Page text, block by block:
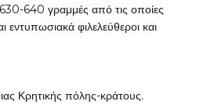
630-640 γραμμές από τις οποίες
εντυπωσιακά φιλελεύθεροι και
Κρητικής πόλης-κράτους.